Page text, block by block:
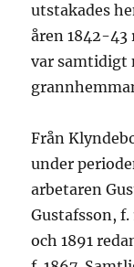
utstakades
åren 1842-43
var samtidigt
Från
under
arbetaren
Gustafsson, f.
och 1891